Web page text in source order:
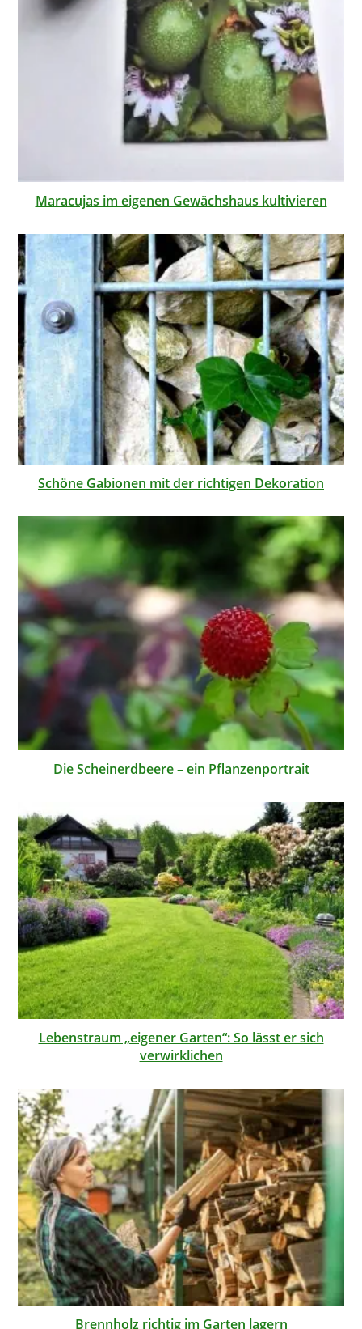
Maracujas im eigenen Gewächshaus kultivieren
Schöne Gabionen mit der richtigen Dekoration
Die Scheinerdbeere – ein Pflanzenportrait
Lebenstraum „eigener Garten“: So lässt er sich
verwirklichen
Brennholz richtig im Garten lagern